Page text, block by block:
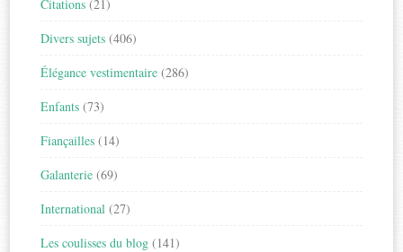
Citations (21)
Divers sujets (406)
Élégance vestimentaire (286)
Enfants (73)
Fiançailles (14)
Galanterie (69)
International (27)
Les coulisses du blog (141)